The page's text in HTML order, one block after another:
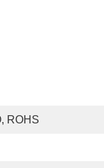
ROHS